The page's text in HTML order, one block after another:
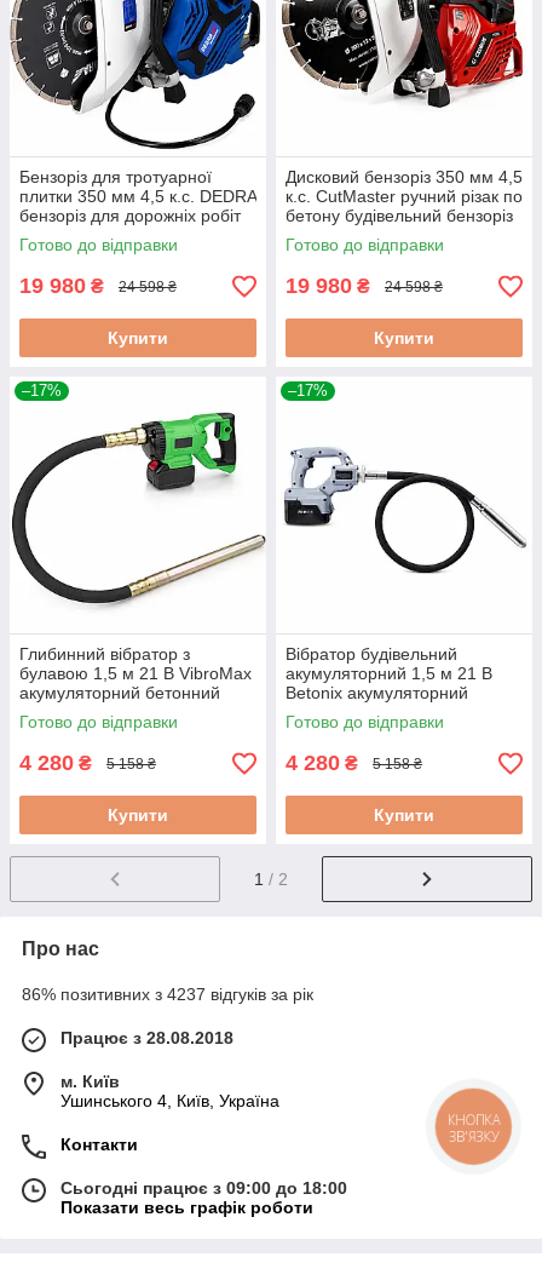
Бензоріз для тротуарної
плитки 350 мм 4,5 к.с. DEDRA
бензоріз для дорожніх робіт
бензоріз для різання бетону
Готово до відправки
19 980 ₴ 24 598 ₴
Купити
Дисковий бензоріз 350 мм 4,5
к.с. CutMaster ручний різак по
бетону будівельний бензоріз
Готово до відправки
19 980 ₴ 24 598 ₴
Купити
–17%
Глибинний вібратор з
булавою 1,5 м 21 В VibroMax
акумуляторний бетонний
вібратор будівельний
вібратор
Готово до відправки
4 280 ₴ 5 158 ₴
Купити
–17%
Вібратор будівельний
акумуляторний 1,5 м 21 В
Betonix акумуляторний
вібратор для бетону
Готово до відправки
4 280 ₴ 5 158 ₴
Купити
1 / 2
Про нас
86% позитивних з 4237 відгуків за рік
Працює з 28.08.2018
м. Київ
Ушинського 4, Київ, Україна
Контакти
Сьогодні працює з 09:00 до 18:00
Показати весь графік роботи
КНОПКА
ЗВ'ЯЗКУ